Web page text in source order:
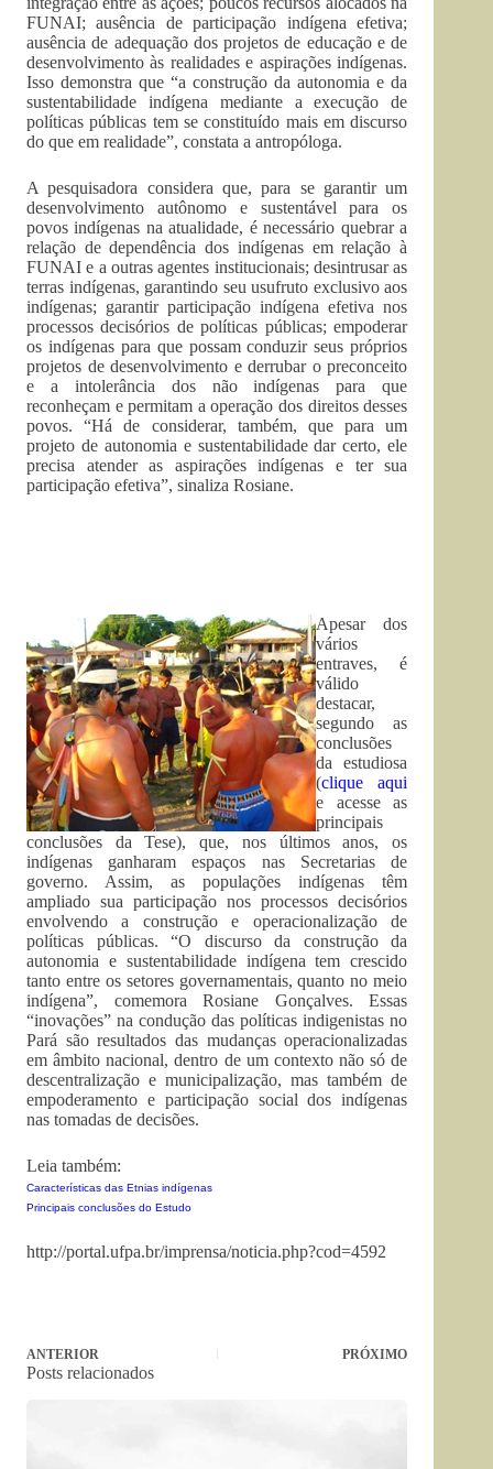
FUNAI; ausência de participação indígena efetiva;
ausência de adequação dos projetos de educação e de
desenvolvimento às realidades e aspirações indígenas.
Isso demonstra que “a construção da autonomia e da
sustentabilidade indígena mediante a execução de
políticas públicas tem se constituído mais em discurso
do que em realidade”, constata a antropóloga.
A pesquisadora considera que, para se garantir um
desenvolvimento autônomo e sustentável para os
povos indígenas na atualidade, é necessário quebrar a
relação de dependência dos indígenas em relação à
FUNAI e a outras agentes institucionais; desintrusar as
terras indígenas, garantindo seu usufruto exclusivo aos
indígenas; garantir participação indígena efetiva nos
processos decisórios de políticas públicas; empoderar
os indígenas para que possam conduzir seus próprios
projetos de desenvolvimento e derrubar o preconceito
e a intolerância dos não indígenas para que
reconheçam e permitam a operação dos direitos desses
povos. “Há de considerar, também, que para um
projeto de autonomia e sustentabilidade dar certo, ele
precisa atender as aspirações indígenas e ter sua
participação efetiva”, sinaliza Rosiane.
Apesar dos
vários
entraves, é
válido
destacar,
segundo as
conclusões
da estudiosa
(clique aqui
e acesse as
principais
conclusões da Tese), que, nos últimos anos, os
indígenas ganharam espaços nas Secretarias de
governo. Assim, as populações indígenas têm
ampliado sua participação nos processos decisórios
envolvendo a construção e operacionalização de
políticas públicas. “O discurso da construção da
autonomia e sustentabilidade indígena tem crescido
tanto entre os setores governamentais, quanto no meio
indígena”, comemora Rosiane Gonçalves. Essas
“inovações” na condução das políticas indigenistas no
Pará são resultados das mudanças operacionalizadas
em âmbito nacional, dentro de um contexto não só de
descentralização e municipalização, mas também de
empoderamento e participação social dos indígenas
nas tomadas de decisões.
Leia também:
Características das Etnias indígenas
Principais conclusões do Estudo
http://portal.ufpa.br/imprensa/noticia.php?cod=4592
ANTERIOR PRÓXIMO
Posts relacionados